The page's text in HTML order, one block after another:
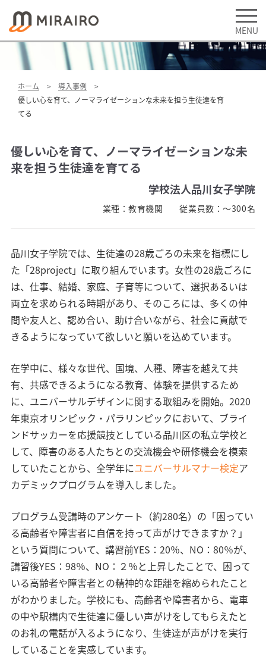
ホーム
導入事例
優しい心を育て、ノーマライゼーションな未来を担う生徒達を育
てる
優しい心を育て、ノーマライゼーションな未
来を担う生徒達を育てる
学校法人品川女子学院
業種：教育機関 従業員数：～300名
品川女子学院では、生徒達の28歳ごろの未来を指標にし
た「28project」に取り組んでいます。女性の28歳ごろに
は、仕事、結婚、家庭、子育等について、選択あるいは
両立を求められる時期があり、そのころには、多くの仲
間や友人と、認め合い、助け合いながら、社会に貢献で
きるようになっていて欲しいと願いを込めています。
在学中に、様々な世代、国境、人種、障害を越えて共
有、共感できるようになる教育、体験を提供するため
に、ユニバーサルデザインに関する取組みを開始。2020
年東京オリンピック・パラリンピックにおいて、ブライ
ンドサッカーを応援競技としている品川区の私立学校と
して、障害のある人たちとの交流機会や研修機会を模索
していたことから、全学年にユニバーサルマナー検定ア
カデミックプログラムを導入しました。
プログラム受講時のアンケート（約280名）の「困ってい
る高齢者や障害者に自信を持って声がけできますか？」
という質問について、講習前YES：20％、NO：80％が、
講習後YES：98％、NO：２％と上昇したことで、困って
いる高齢者や障害者との精神的な距離を縮められたこと
がわかりました。学校にも、高齢者や障害者から、電車
の中や駅構内で生徒達に優しい声がけをしてもらえたと
のお礼の電話が入るようになり、生徒達が声がけを実行
していることを実感しています。